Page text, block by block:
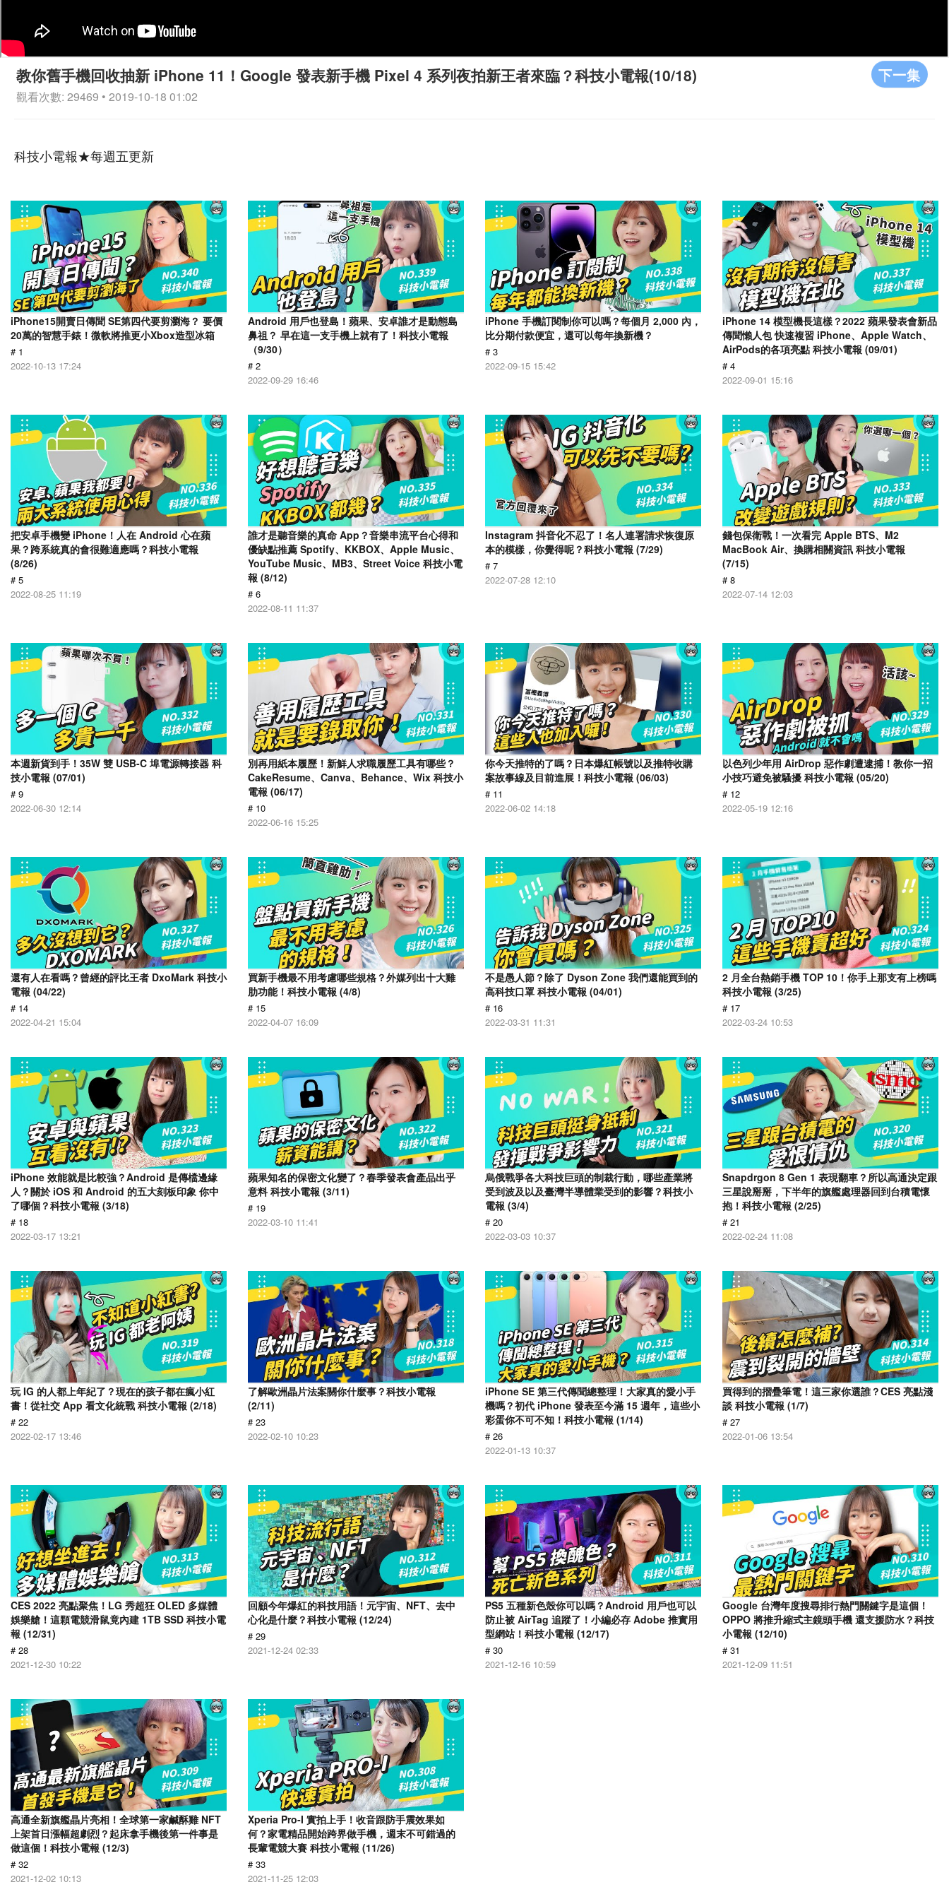
下一集
教你舊手機回收抽新 iPhone 11！Google 發表新手機 Pixel 4 系列夜拍新王者來臨？科技小電報(10/18)
觀看次數: 29469 • 2019-10-18 01:02
科技小電報★每週五更新
iPhone15開賣日傳聞 SE第四代要剪瀏海？ 要價
20萬的智慧手錶！微軟將推更小Xbox造型冰箱
# 1
2022-10-13 17:24
Android 用戶也登島！蘋果、安卓誰才是動態島
鼻祖？ 早在這一支手機上就有了！科技小電報
（9/30）
# 2
2022-09-29 16:46
iPhone 手機訂閱制你可以嗎？每個月 2,000 內，
比分期付款便宜，還可以每年換新機？
# 3
2022-09-15 15:42
iPhone 14 模型機長這樣？2022 蘋果發表會新品
傳聞懶人包 快速複習 iPhone、Apple Watch、
AirPods的各項亮點 科技小電報 (09/01)
# 4
2022-09-01 15:16
把安卓手機變 iPhone！人在 Android 心在蘋
果？跨系統真的會很難適應嗎？科技小電報
(8/26)
# 5
2022-08-25 11:19
誰才是聽音樂的真命 App？音樂串流平台心得和
優缺點推薦 Spotify、KKBOX、Apple Music、
YouTube Music、MB3、Street Voice 科技小電
報 (8/12)
# 6
2022-08-11 11:37
Instagram 抖音化不忍了！名人連署請求恢復原
本的模樣，你覺得呢？科技小電報 (7/29)
# 7
2022-07-28 12:10
錢包保衛戰！一次看完 Apple BTS、M2
MacBook Air、換購相關資訊 科技小電報
(7/15)
# 8
2022-07-14 12:03
本週新貨到手！35W 雙 USB-C 埠電源轉接器 科
技小電報 (07/01)
# 9
2022-06-30 12:14
別再用紙本履歷！新鮮人求職履歷工具有哪些？
CakeResume、Canva、Behance、Wix 科技小
電報 (06/17)
# 10
2022-06-16 15:25
你今天推特的了嗎？日本爆紅帳號以及推特收購
案故事線及目前進展！科技小電報 (06/03)
# 11
2022-06-02 14:18
以色列少年用 AirDrop 惡作劇遭逮捕！教你一招
小技巧避免被騷擾 科技小電報 (05/20)
# 12
2022-05-19 12:16
還有人在看嗎？曾經的評比王者 DxoMark 科技小
電報 (04/22)
# 14
2022-04-21 15:04
買新手機最不用考慮哪些規格？外媒列出十大雞
肋功能！科技小電報 (4/8)
# 15
2022-04-07 16:09
不是愚人節？除了 Dyson Zone 我們還能買到的
高科技口罩 科技小電報 (04/01)
# 16
2022-03-31 11:31
2 月全台熱銷手機 TOP 10！你手上那支有上榜嗎
科技小電報 (3/25)
# 17
2022-03-24 10:53
iPhone 效能就是比較強？Android 是傳檔邊緣
人？關於 iOS 和 Android 的五大刻板印象 你中
了哪個？科技小電報 (3/18)
# 18
2022-03-17 13:21
蘋果知名的保密文化變了？春季發表會產品出乎
意料 科技小電報 (3/11)
# 19
2022-03-10 11:41
烏俄戰爭各大科技巨頭的制裁行動，哪些產業將
受到波及以及臺灣半導體業受到的影響？科技小
電報 (3/4)
# 20
2022-03-03 10:37
Snapdrgon 8 Gen 1 表現翻車？所以高通決定跟
三星說掰掰，下半年的旗艦處理器回到台積電懷
抱！科技小電報 (2/25)
# 21
2022-02-24 11:08
玩 IG 的人都上年紀了？現在的孩子都在瘋小紅
書！從社交 App 看文化統戰 科技小電報 (2/18)
# 22
2022-02-17 13:46
了解歐洲晶片法案關你什麼事？科技小電報
(2/11)
# 23
2022-02-10 10:23
iPhone SE 第三代傳聞總整理！大家真的愛小手
機嗎？初代 iPhone 發表至今滿 15 週年，這些小
彩蛋你不可不知！科技小電報 (1/14)
# 26
2022-01-13 10:37
買得到的摺疊筆電！這三家你選誰？CES 亮點淺
談 科技小電報 (1/7)
# 27
2022-01-06 13:54
CES 2022 亮點聚焦！LG 秀超狂 OLED 多媒體
娛樂艙！這顆電競滑鼠竟內建 1TB SSD 科技小電
報 (12/31)
# 28
2021-12-30 10:22
回顧今年爆紅的科技用語！元宇宙、NFT、去中
心化是什麼？科技小電報 (12/24)
# 29
2021-12-24 02:33
PS5 五種新色殼你可以嗎？Android 用戶也可以
防止被 AirTag 追蹤了！小編必存 Adobe 推實用
型網站！科技小電報 (12/17)
# 30
2021-12-16 10:59
Google 台灣年度搜尋排行熱門關鍵字是這個！
OPPO 將推升縮式主鏡頭手機 還支援防水？科技
小電報 (12/10)
# 31
2021-12-09 11:51
高通全新旗艦晶片亮相！全球第一家鹹酥雞 NFT
上架首日漲幅超劇烈？起床拿手機後第一件事是
做這個！科技小電報 (12/3)
# 32
2021-12-02 10:13
Xperia Pro-I 實拍上手！收音跟防手震效果如
何？家電精品開始跨界做手機，週末不可錯過的
長輩電競大賽 科技小電報 (11/26)
# 33
2021-11-25 12:03